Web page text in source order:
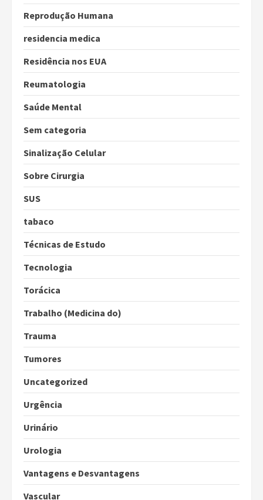
Reprodução Humana
residencia medica
Residência nos EUA
Reumatologia
Saúde Mental
Sem categoria
Sinalização Celular
Sobre Cirurgia
SUS
tabaco
Técnicas de Estudo
Tecnologia
Torácica
Trabalho (Medicina do)
Trauma
Tumores
Uncategorized
Urgência
Urinário
Urologia
Vantagens e Desvantagens
Vascular